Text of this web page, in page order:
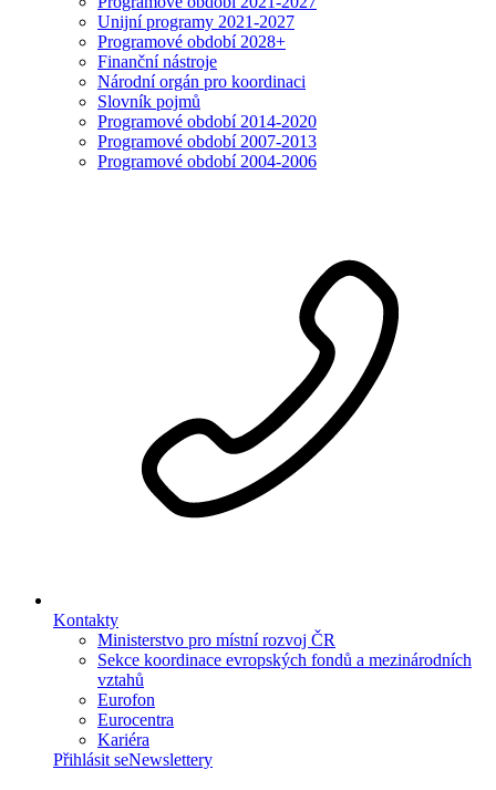
Unijní programy 2021-2027
Programové období 2028+
Finanční nástroje
Národní orgán pro koordinaci
Slovník pojmů
Programové období 2014-2020
Programové období 2007-2013
Programové období 2004-2006
Kontakty
Ministerstvo pro místní rozvoj ČR
Sekce koordinace evropských fondů a mezinárodních
vztahů
Eurofon
Eurocentra
Kariéra
Přihlásit seNewslettery